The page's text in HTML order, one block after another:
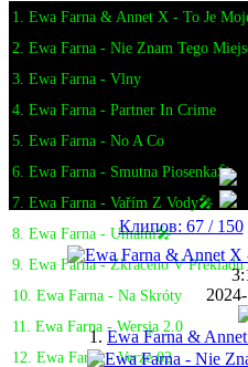
1. Ewa Farna & Annet X - To Je
2. Ewa Farna - Nie Znam Tego
3. Ewa Farna - Vlny
4. Ewa Farna - Partner In Crime
5. Ewa Farna - No A Co
6. Ewa Farna - Smutna Piosenka🎤
7. Ewa Farna - Vařím Z Vody🎤
8. Ewa Farna - Umami🎤
9. Ewa Farna - Zkraceno V Překladu
10. Ewa Farna - Na Skróty
11. Ewa Farna - Wersja 2.0
12. Ewa Farna - Verze 02
Клипов: 67 / 150
1. Ewa Farna &